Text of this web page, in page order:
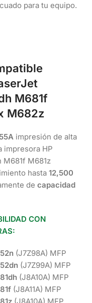
para tu equipo.
M681f
M682z
impresión de alta
impresora HP
M681f M681z
hasta 12,500
de capacidad
CON
(J7Z98A) MFP
(J7Z99A) MFP
(J8A10A) MFP
(J8A11A) MFP